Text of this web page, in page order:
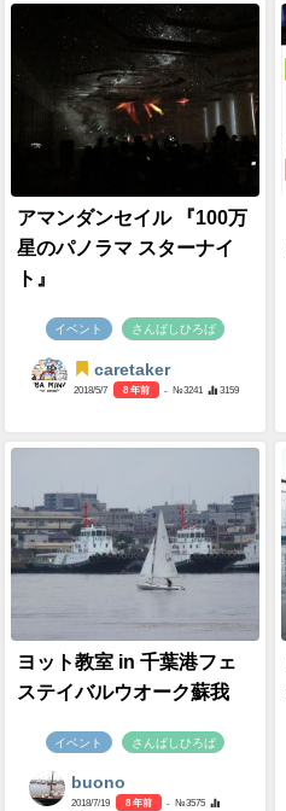
アマンダンセイル 『100万
星のパノラマ スターナイ
ト』
イベント さんばしひろば
caretaker
2018/5/7 8 年前 - №3241 3159
ヨット教室 in 千葉港フェ
ステイバルウオーク蘇我
イベント さんばしひろば
buono
2018/7/19 8 年前
- №3575